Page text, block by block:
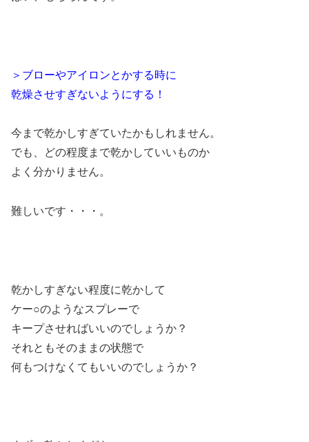
＞ブローやアイロンとかする時に
乾燥させすぎないようにする！
今まで乾かしすぎていたかもしれません。
でも、どの程度まで乾かしていいものか
よく分かりません。
難しいです・・・。
乾かしすぎない程度に乾かして
ケー○のようなスプレーで
キープさせればいいのでしょうか？
それともそのままの状態で
何もつけなくてもいいのでしょうか？